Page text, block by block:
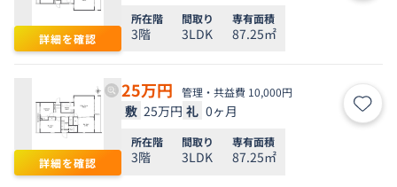
詳細を確認
所在階
3階
間取り
3LDK
専有面積
87.25㎡
詳細を確認
25万円 管理・共益費 10,000円
敷 25万円 礼 0ヶ月 お気
所在階
3階
間取り
3LDK
専有面積
87.25㎡